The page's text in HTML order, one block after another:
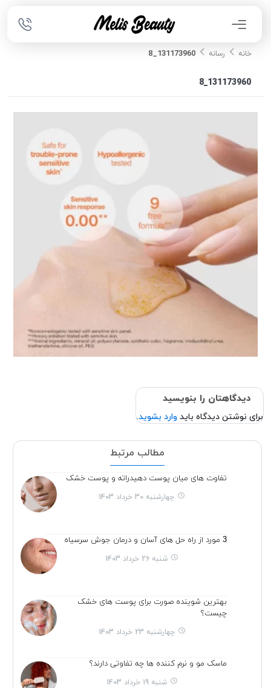
خانه رسانه 131173960_8
131173960_8
دیدگاهتان را بنویسید
برای نوشتن دیدگاه باید وارد بشوید.
مطالب مرتبط
تفاوت های میان پوست دهیدراته و پوست خشک
چهارشنبه 30 خرداد 1403
3 مورد از راه حل های آسان و درمان جوش سرسیاه
شنبه 26 خرداد 1403
بهترین شوینده صورت برای پوست های خشک
چیست؟
چهارشنبه 23 خرداد 1403
ماسک مو و نرم کننده ها چه تفاوتی دارند؟
شنبه 19 خرداد 1403